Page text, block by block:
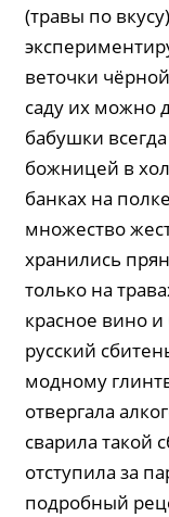
(травы по
веточки
саду их можно
бабушки
божницей в
банках на
множество
хранились
только на
красное вино
русский
модному
отвергала
сварила такой
отступила за
подробный